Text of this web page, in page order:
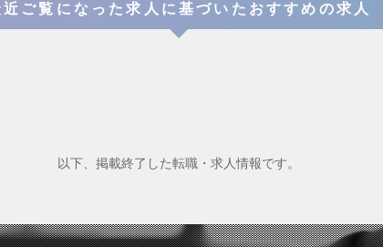
近ご覧になった求人に基づいたおすすめの求人
以下、掲載終了した転職・求人情報です。